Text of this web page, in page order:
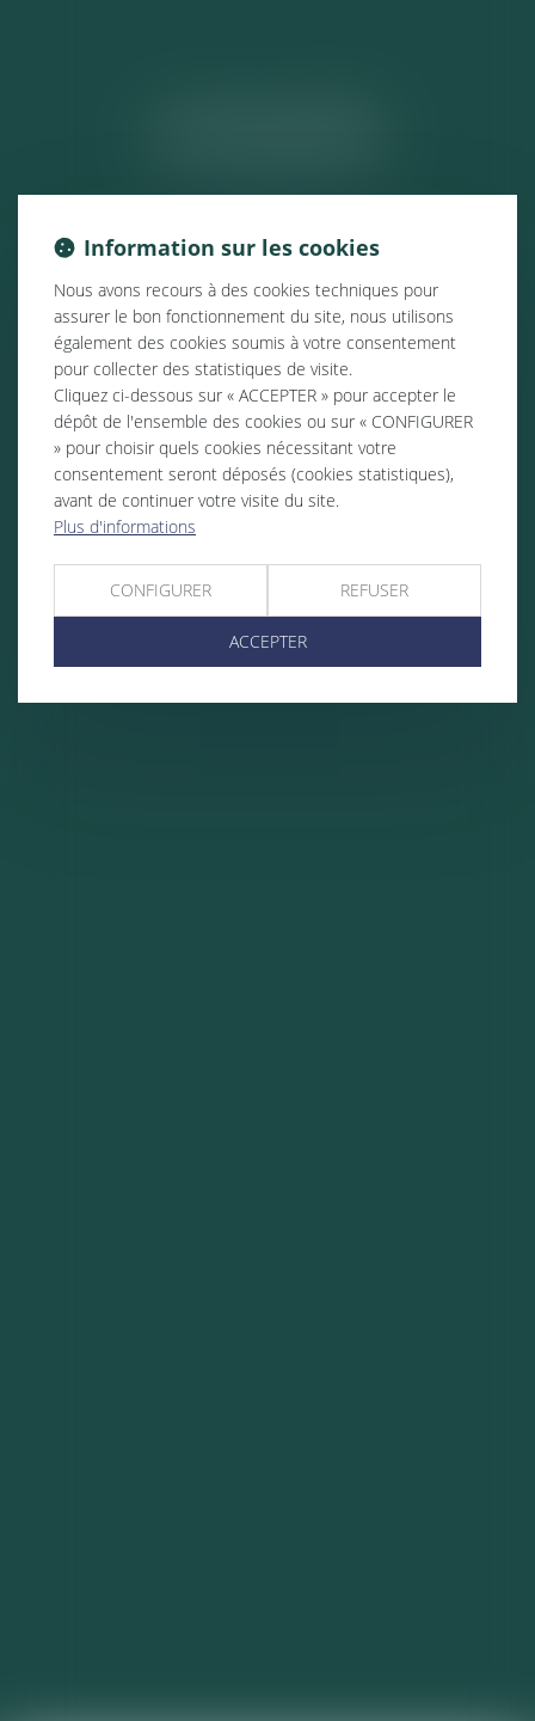
Information sur les cookies
Nous avons recours à des cookies techniques pour
assurer le bon fonctionnement du site, nous utilisons
également des cookies soumis à votre consentement
pour collecter des statistiques de visite.
Cliquez ci-dessous sur « ACCEPTER » pour accepter le
dépôt de l'ensemble des cookies ou sur « CONFIGURER
» pour choisir quels cookies nécessitant votre
consentement seront déposés (cookies statistiques),
avant de continuer votre visite du site.
Plus d'informations
CONFIGURER REFUSER
ACCEPTER